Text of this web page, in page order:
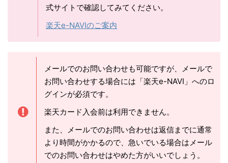
式サイトで確認してみてください。
楽天e-NAVIのご案内
メールでのお問い合わせも可能ですが、メールで
お問い合わせする場合には「楽天e-NAVI」へのロ
グインが必須です。
楽天カード入会前は利用できません。
また、メールでのお問い合わせは返信までに通常
より時間がかかるので、急いでいる場合はメール
でのお問い合わせはやめた方がいいでしょう。